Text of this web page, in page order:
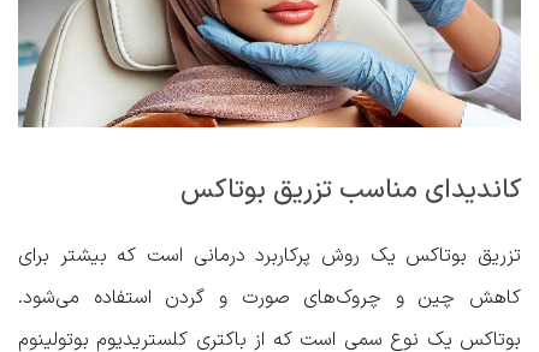
کاندیدای مناسب تزریق بوتاکس
تزریق بوتاکس یک روش پرکاربرد درمانی است که بیشتر برای
کاهش چین و چروک‌های صورت و گردن استفاده می‌شود.
بوتاکس یک نوع سمی است که از باکتری کلستریدیوم بوتولینوم